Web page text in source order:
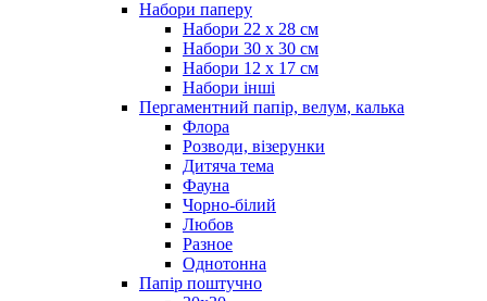
Набори паперу
Набори 22 х 28 см
Набори 30 х 30 см
Набори 12 х 17 см
Набори інші
Пергаментний папір, велум, калька
Флора
Розводи, візерунки
Дитяча тема
Фауна
Чорно-білий
Любов
Разное
Однотонна
Папір поштучно